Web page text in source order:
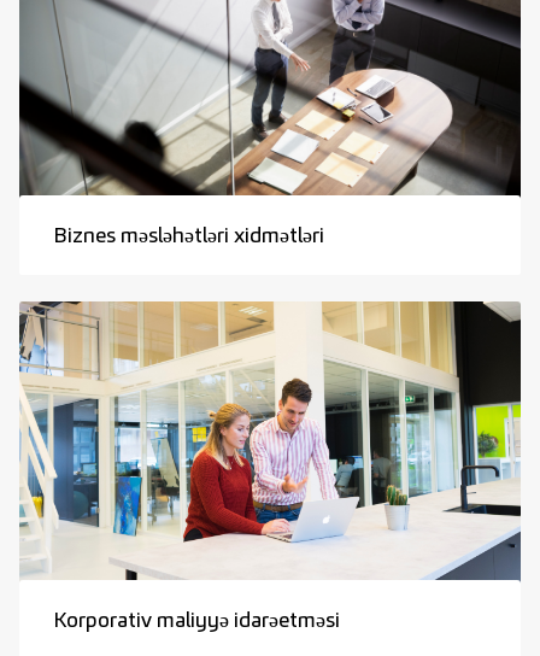
Biznes məsləhətləri xidmətləri
Korporativ maliyyə idarəetməsi